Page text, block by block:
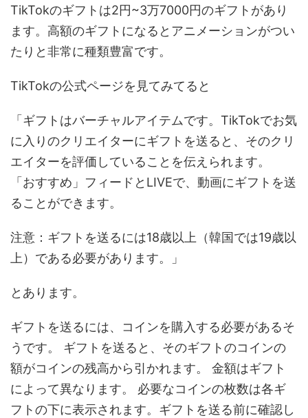
TikTokのギフトは2円~3万7000円のギフトがあり
ます。高額のギフトになるとアニメーションがつい
たりと非常に種類豊富です。
TikTokの公式ページを見てみてると
「ギフトはバーチャルアイテムです。TikTokでお気
に入りのクリエイターにギフトを送ると、そのクリ
エイターを評価していることを伝えられます。
「おすすめ」フィードとLIVEで、動画にギフトを送
ることができます。
注意：ギフトを送るには18歳以上（韓国では19歳以
上）である必要があります。」
とあります。
ギフトを送るには、コインを購入する必要があるそ
うです。 ギフトを送ると、そのギフトのコインの
額がコインの残高から引かれます。 金額はギフト
によって異なります。 必要なコインの枚数は各ギ
フトの下に表示されます。ギフトを送る前に確認し